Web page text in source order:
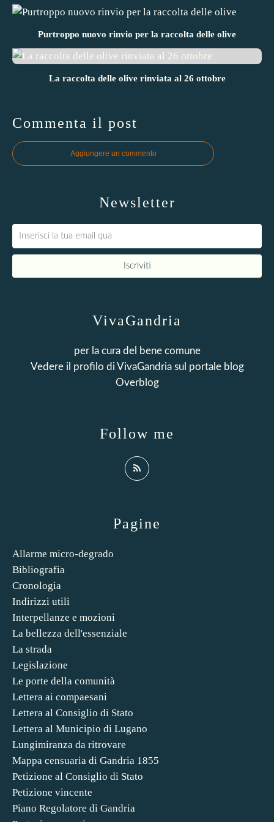
Purtroppo nuovo rinvio per la raccolta delle olive
La raccolta delle olive rinviata al 26 ottobre
Commenta il post
Aggiungere un commento
Newsletter
Pagine
Allarme micro-degrado
Bibliografia
Cronologia
Indirizzi utili
Interpellanze e mozioni
La bellezza dell'essenziale
La strada
Legislazione
Le porte della comunità
Lettera ai compaesani
Lettera al Consiglio di Stato
Lettera al Municipio di Lugano
Lungimiranza da ritrovare
Mappa censuaria di Gandria 1855
Petizione al Consiglio di Stato
Petizione vincente
Piano Regolatore di Gandria
VivaGandria
per la cura del bene comune
Vedere il profilo di VivaGandriasul portale blog
Overblog
Follow me